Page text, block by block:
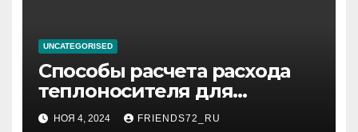
UNCATEGORISED
Способы расчета расхода
теплоносителя для
системы отопления
НОЯ 4, 2024 FRIENDS72_RU